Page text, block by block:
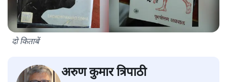
दो किताबें
अरुण कुमार त्रिपाठी